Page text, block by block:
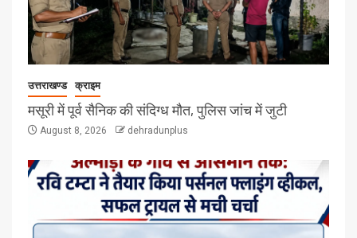
उत्तराखण्ड क्राइम
मसूरी में पूर्व सैनिक की संदिग्ध मौत, पुलिस जांच में जुटी
August 8, 2026 dehradunplus